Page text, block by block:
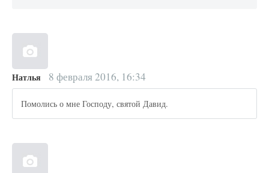
Натлья 8 февраля 2016, 16:34
Помолись о мне Господу, святой Давид.